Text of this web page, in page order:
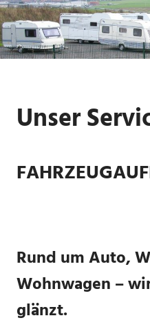
Zum
Inhalt
springen
Unser
Rund um Auto,
Wohnwagen –
glänzt.